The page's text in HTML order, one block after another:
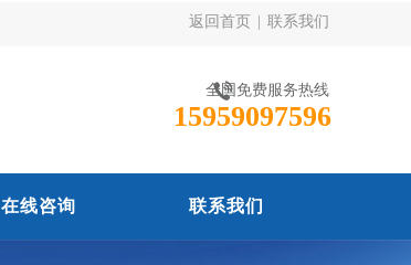
返回首页 联系我们
全国免费服务热线
15959097596
在线咨询 联系我们